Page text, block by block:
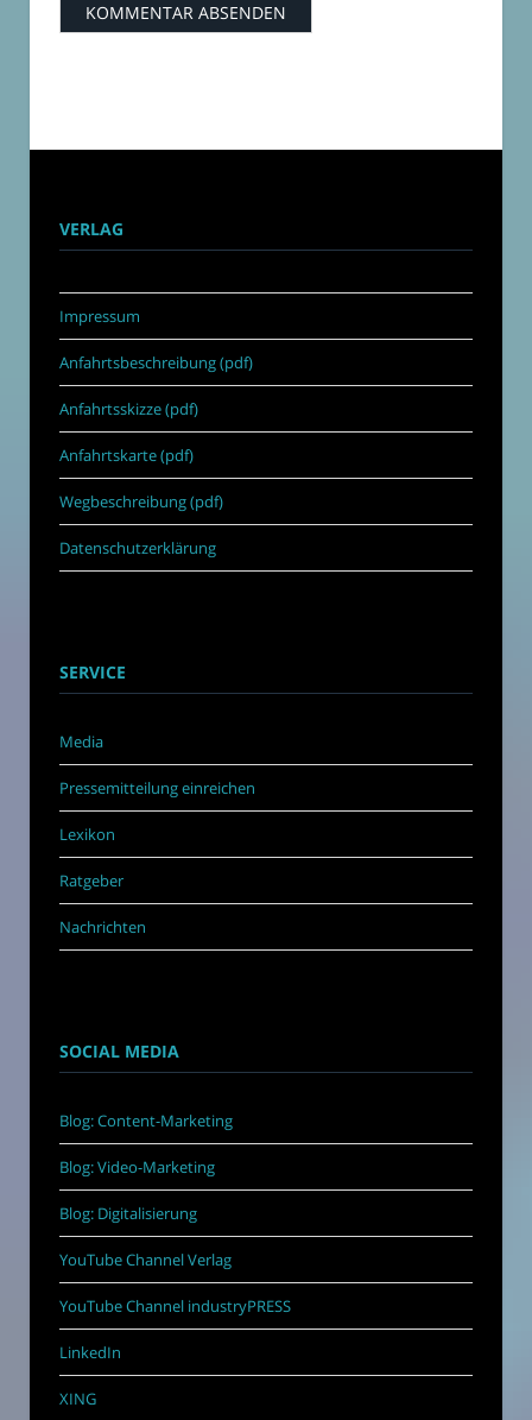
VERLAG
Impressum
Anfahrtsbeschreibung (pdf)
Anfahrtsskizze (pdf)
Anfahrtskarte (pdf)
Wegbeschreibung (pdf)
Datenschutzerklärung
SERVICE
Media
Pressemitteilung einreichen
Lexikon
Ratgeber
Nachrichten
SOCIAL MEDIA
Blog: Content-Marketing
Blog: Video-Marketing
Blog: Digitalisierung
YouTube Channel Verlag
YouTube Channel industryPRESS
LinkedIn
XING